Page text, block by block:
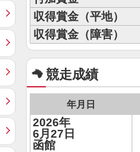
収得賞金（平地）
収得賞金（障害）
競走成績
年月日
2026年
6月27日
函館